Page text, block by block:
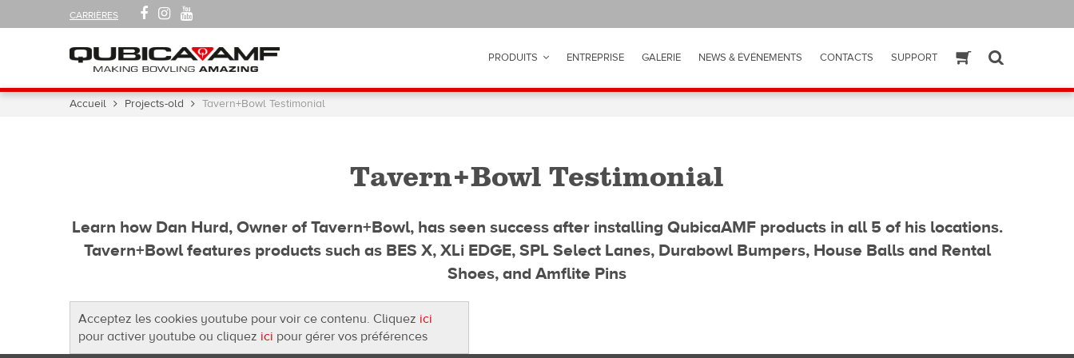
CARRIÈRES
SUIVEZ-
NOUS
FACEBOOKINSTAGRAM
Navigation PRODUITS ENTREPRISE GALERIE NEWS & ÉVÉNEMENTS CONTACTS SUPPORTESHOP
Vous
Accueil Projects-old Tavern+Bowl Testimonial
Tavern+Bowl Testimonial
Learn how Dan Hurd, Owner of Tavern+Bowl, has seen success after installing QubicaAMF products in all 5 of his locations.
Tavern+Bowl features products such as BES X, XLi EDGE, SPL Select Lanes, Durabowl Bumpers, House Balls and Rental
Shoes, and Amflite Pins
Acceptez les cookies youtube pour voir ce contenu. Cliquez ici
pour activer youtube ou cliquez ici pour gérer vos préférences